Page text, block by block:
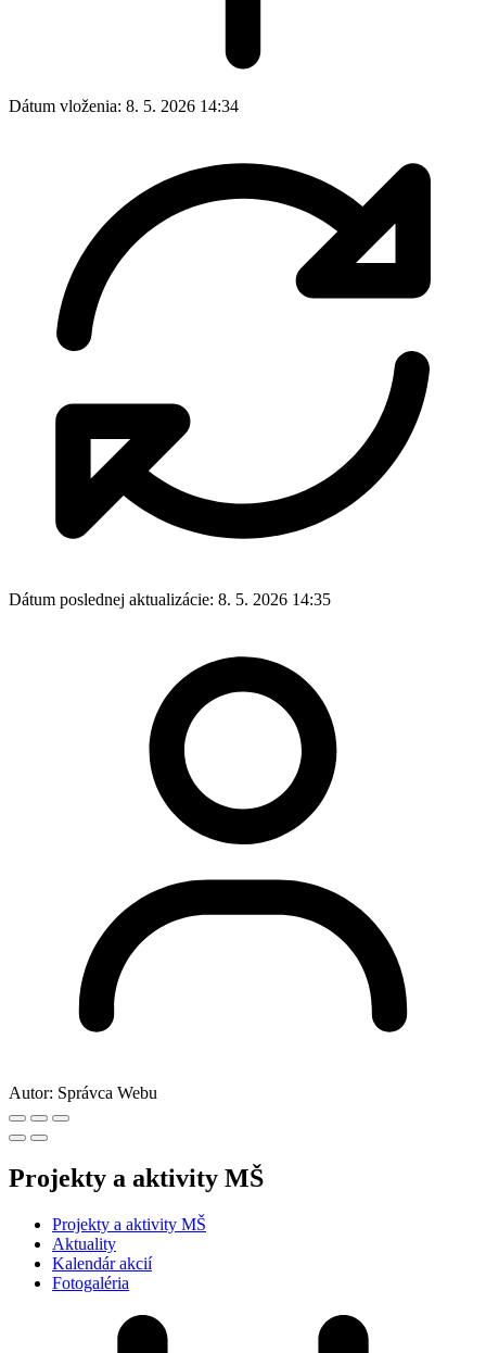
Dátum vloženia: 8. 5. 2026 14:34
Dátum poslednej aktualizácie: 8. 5. 2026 14:35
Autor: Správca Webu
Projekty a aktivity MŠ
Projekty a aktivity MŠ
Aktuality
Kalendár akcií
Fotogaléria